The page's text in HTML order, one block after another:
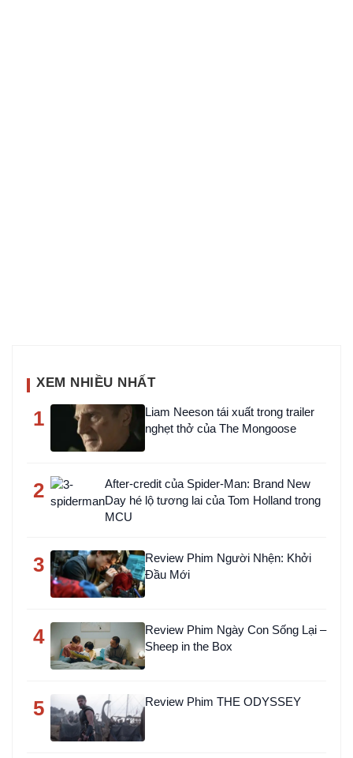
XEM NHIỀU NHẤT
1
Liam Neeson tái xuất trong trailer
nghẹt thở của The Mongoose
2
After-credit của Spider-Man: Brand New
Day hé lộ tương lai của Tom Holland trong
MCU
3
Review Phim Người Nhện: Khởi
Đầu Mới
4
Review Phim Ngày Con Sống Lại –
Sheep in the Box
5 Review Phim THE ODYSSEY